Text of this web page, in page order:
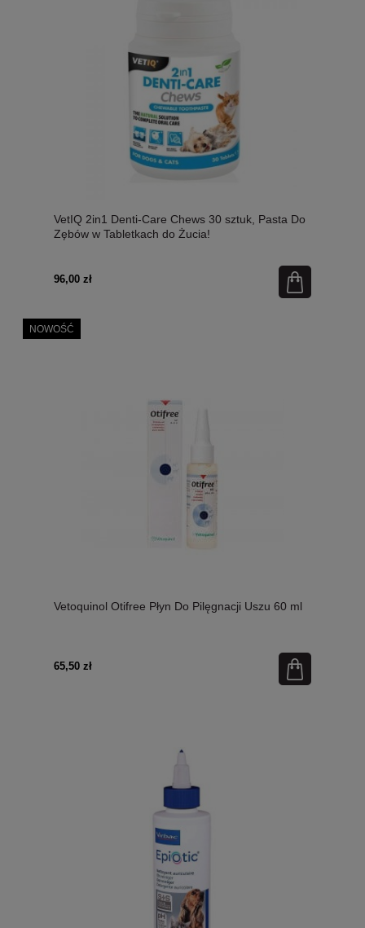
VetIQ 2in1 Denti-Care Chews 30 sztuk, Pasta Do
Zębów w Tabletkach do Żucia!
96,00 zł
Vetoquinol Otifree Płyn Do Pilęgnacji Uszu 60 ml
65,50 zł
NOWOŚĆ